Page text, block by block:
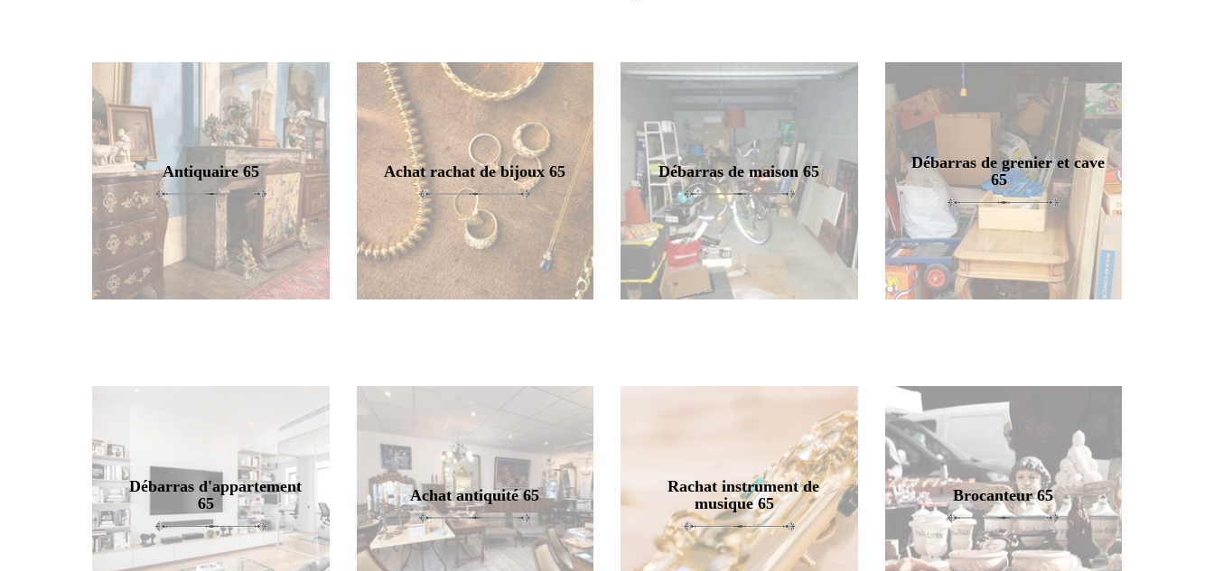
Antiquaire 65 Achat rachat de bijoux 65 Débarras de maison 65
Débarras de grenier et cave
65
Débarras d'appartement
65
Achat antiquité 65
Rachat instrument de
musique 65
Brocanteur 65